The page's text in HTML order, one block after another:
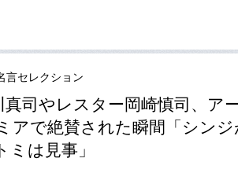
言セレクション
真司やレスター岡崎慎司、ア
アで絶賛された瞬間「シン
は見事」